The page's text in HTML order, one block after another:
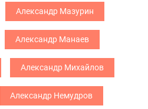
Александр Мазурин
Александр Манаев
Александр Михайлов
Александр Немудров